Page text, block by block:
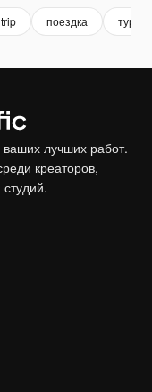
trip поездка тур
лучших работ.
креаторов,